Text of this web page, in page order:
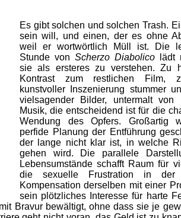
Es gibt solchen und solchen Trash.
sein will, und einen, der es ohne
weil er wortwörtlich Müll ist. Die
Stunde von Scherzo Diabolico
lädt
sie als ersteres zu verstehen. Zu
Kontrast zum restlichen Film,
kunstvoller Inszenierung stummer
vielsagender Bilder, untermalt von
Musik, die entscheidend ist für die
Wendung des Opfers. Großartig
perfide Planung der Entführung
der lange nicht klar ist, in welche
gehen wird. Die parallele
Lebensumstände schafft Raum für
die sexuelle Frustration in
Kompensation derselben mit einer
sein plötzliches Interesse für harte
Bravur bewältigt, ohne dass sie je